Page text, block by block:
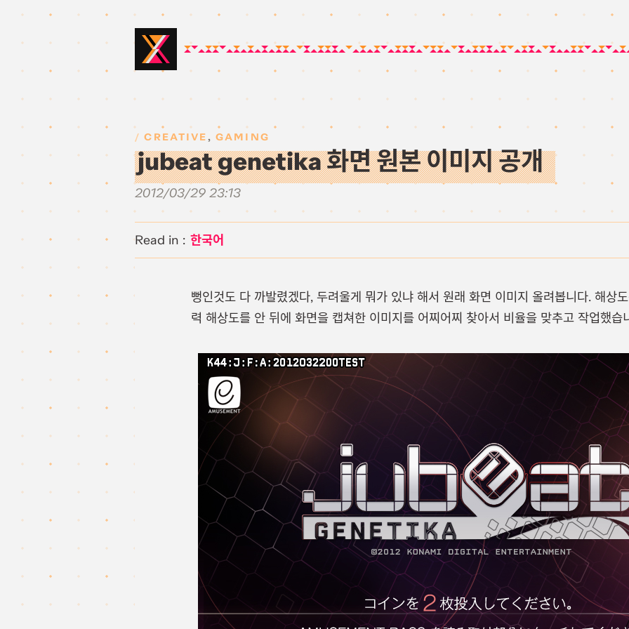
CREATIVE, GAMING
jubeat genetika 화면 원본 이미지 공개
2012/03/29 23:13
한국어
뻥인것도 다 까발렸겠다, 두려울게 뭐가 있냐 해서 원래 화면 이미지 올려봅니다. 해상
력 해상도를 안 뒤에 화면을 캡쳐한 이미지를 어찌어찌 찾아서 비율을 맞추고 작업했습